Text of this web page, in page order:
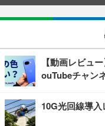
【動画レビュ
ouTubeチャン
10G光回線導入